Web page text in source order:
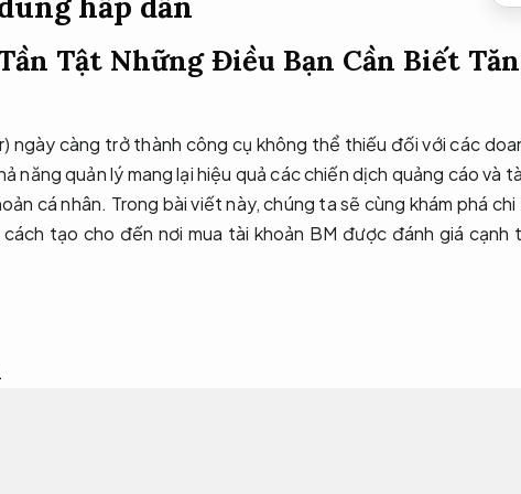
Tật Những Điều Bạn Cần Biết
ngày càng trở thành công cụ không thể thiếu đối với các
năng quản lý mang lại hiệu quả các chiến dịch quảng cáo và
cá nhân. Trong bài viết này, chúng ta sẽ cùng khám phá
tạo cho đến nơi mua tài khoản BM được đánh giá cạnh